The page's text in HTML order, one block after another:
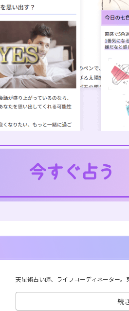
天星術占い師、ライフコーディネーター
続